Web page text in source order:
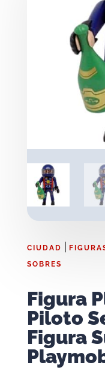
CIUDAD
SOBRES
Figura
Piloto
Figura